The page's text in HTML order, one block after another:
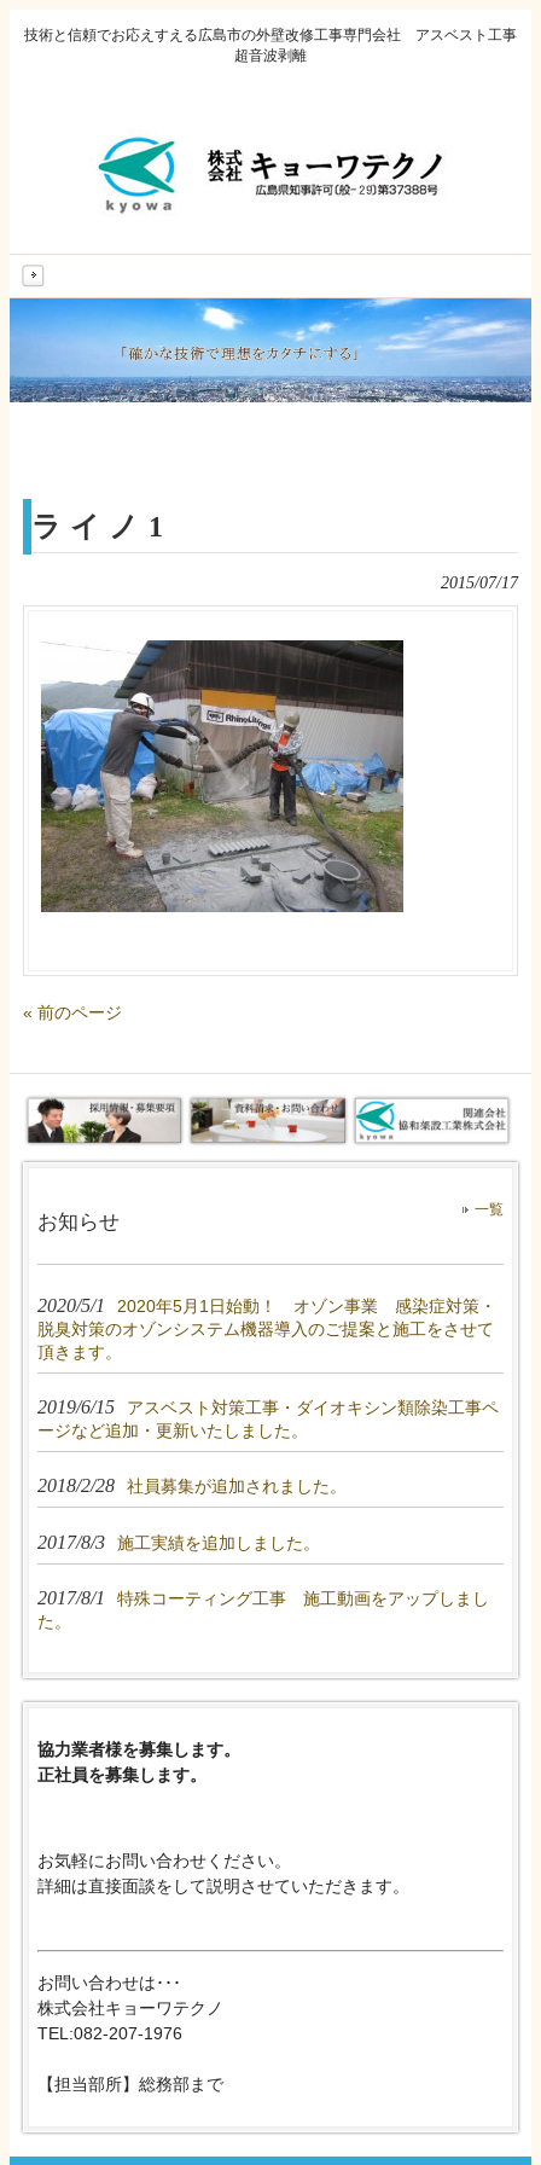
技術と信頼でお応えすえる広島市の外壁改修工事専門会社 アスベスト工事
超音波剥離
ライノ1
2015/07/17
« 前のページ
お知らせ
一覧
2020/5/1
2020年5月1日始動！ オゾン事業 感染症対策・
脱臭対策のオゾンシステム機器導入のご提案と施工をさせて
頂きます。
2019/6/15
アスベスト対策工事・ダイオキシン類除染工事ペ
ージなど追加・更新いたしました。
2018/2/28 社員募集が追加されました。
2017/8/3 施工実績を追加しました。
2017/8/1
特殊コーティング工事 施工動画をアップしまし
た。
協力業者様を募集します。
正社員を募集します。
お気軽にお問い合わせください。
詳細は直接面談をして説明させていただきます。
お問い合わせは･･･
株式会社キョーワテクノ
TEL:082-207-1976
【担当部所】総務部まで